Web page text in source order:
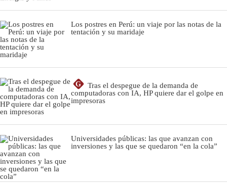
Los postres en Perú: un viaje por las notas de la
tentación y su maridaje
G
Tras el despegue de la demanda de
computadoras con IA, HP quiere dar el golpe en
impresoras
Universidades públicas: las que avanzan con
inversiones y las que se quedaron “en la cola”